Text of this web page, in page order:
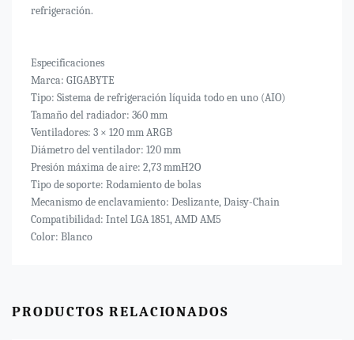
refrigeración.
Especificaciones
Marca: GIGABYTE
Tipo: Sistema de refrigeración líquida todo en uno (AIO)
Tamaño del radiador: 360 mm
Ventiladores: 3 × 120 mm ARGB
Diámetro del ventilador: 120 mm
Presión máxima de aire: 2,73 mmH2O
Tipo de soporte: Rodamiento de bolas
Mecanismo de enclavamiento: Deslizante, Daisy-Chain
Compatibilidad: Intel LGA 1851, AMD AM5
Color: Blanco
PRODUCTOS RELACIONADOS